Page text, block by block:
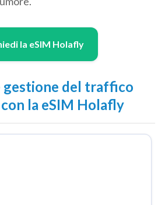
la eSIM Holafly
gestione del traffico
la eSIM Holafly